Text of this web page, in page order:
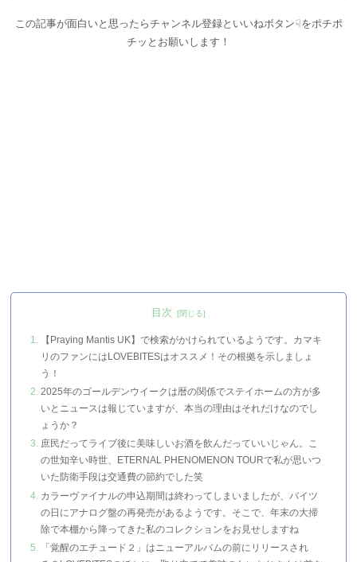
この記事が面白いと思ったらチャンネル登録といいねボタン☟をポチポ
チッとお願いします！
目次
【Praying Mantis UK】で検索がかけられているようです。カマキ
リのファンにはLOVEBITESはオススメ！その根拠を示しましょ
う！
2025年のゴールデンウイークは暦の関係でステイホームの方が多
いとニュースは報じていますが、本当の理由はそれだけなのでし
ょうか？
庶民だってライブ後に美味しいお酒を飲んだっていいじゃん。こ
の世知辛い時世、ETERNAL PHENOMENON TOURで私が思いつ
いた防衛手段は交通費の節約でした笑
カラーヴァイナルの申込期間は終わってしまいましたが、バイツ
の日にアナログ盤の再発売があるようです。そこで、年末の大掃
除で本棚から降ってきた私のコレクションをお見せしますね
「覚醒のエチュード２」はニューアルバムの前にリリースされ